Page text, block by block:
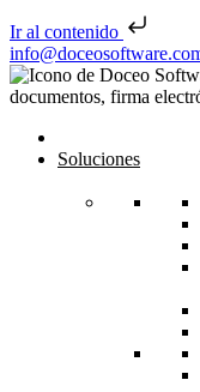
Ir al contenido
Saltar al contenido
Navegación de
Soluciones